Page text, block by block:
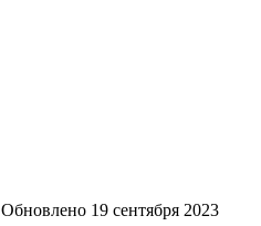
Обновлено 19 сентября 2023